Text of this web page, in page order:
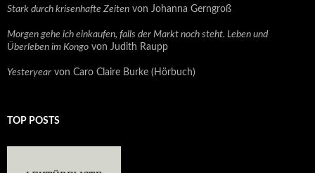
Stark durch krisenhafte Zeiten von Johanna Gerngroß
Morgen gehe ich einkaufen, falls der Markt noch steht. Leben und
Überleben im Kongo von Judith Raupp
Yesteryear von Caro Claire Burke (Hörbuch)
TOP POSTS